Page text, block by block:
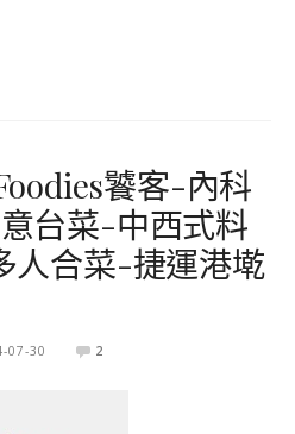
饕客-內科
台菜-中西式料
人合菜-捷運港墘
07-30 2